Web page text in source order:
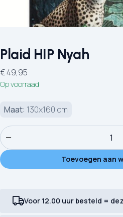
Plaid HIP Nyah
€49,95
Op voorraad
Maat: 130x160 cm
Plaid HIP Nyah aantal
−
Toevoegen aan
Voor 12.00 uur besteld =